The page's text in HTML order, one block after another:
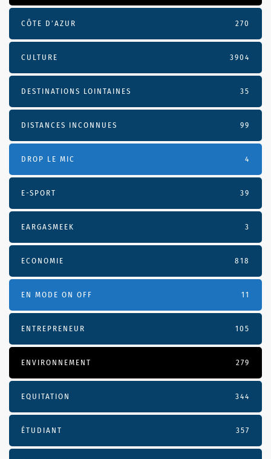
CÔTE D’AZUR 270
CULTURE 3904
DESTINATIONS LOINTAINES 35
DISTANCES INCONNUES 99
DROP LE MIC 4
E-SPORT 39
EARGASMEEK 3
ECONOMIE 818
EN MODE ON OFF 11
ENTREPRENEUR 105
ENVIRONNEMENT 279
EQUITATION 344
ÉTUDIANT 357